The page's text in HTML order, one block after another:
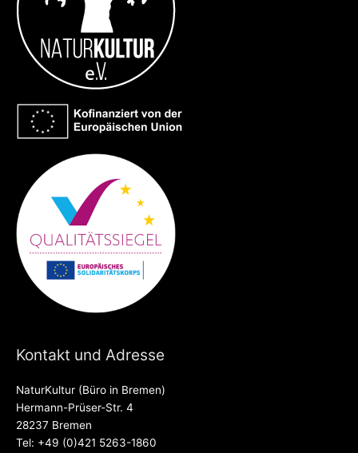
Kontakt und Adresse
NaturKultur (Büro in Bremen)
Hermann-Prüser-Str. 4
28237 Bremen
Tel: +49 (0)421 5263-1860